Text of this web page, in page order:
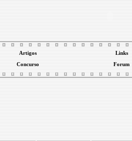
Artigos Links
Concurso Forum